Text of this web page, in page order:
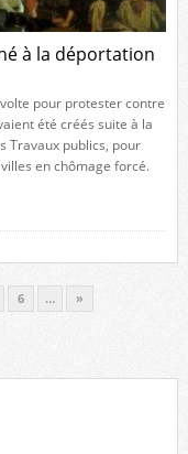
à la déportation
pour protester contre
été créés suite à la
Travaux publics, pour
en chômage forcé.
6 …
»